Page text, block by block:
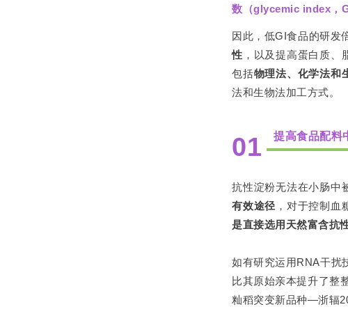
数（glycemic index，
因此，低GI食品的研发
性 ，以及提高蛋白质
包括物理法、化学法和
法和生物法加工方式。
01 提高食品配料
抗性淀粉无法在小肠中
有效途径 ，对于控制血
是直接选用天然富含抗
如有研究运用RNA干扰
比其原始亲本提升了整
籼稻突变新品种—浙辐